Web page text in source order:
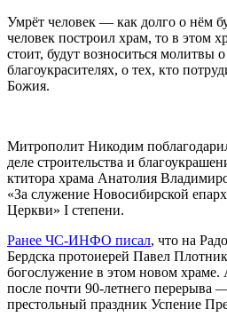
Умрёт человек — как долго о нём
человек построил храм, то в этом
стоит, будут возноситься молитвы
благоукрасителях, о тех, кто
Божия.
Митрополит Никодим
деле строительства и
ктитора храма Анатолия
«За служение Новосибирской
Церкви» I степени.
Ранее ЧС-ИНФО писал, что на
Бердска протоиерей Павел
богослужение в этом новом храме.
после почти 90-летнего перерыва
престольный праздник Успение